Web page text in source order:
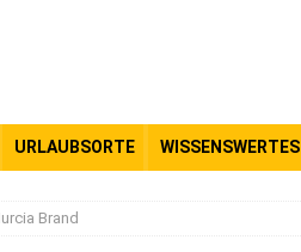
URLAUBSORTE WISSENSWERTES
Brand